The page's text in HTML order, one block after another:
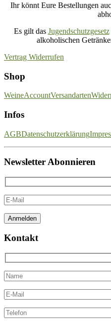
Ihr könnt Eure Bestellungen
Es gilt das Jugendschutzgesetz
alkoholischen
Vertrag Widerrufen
Shop
WeineAccountVersandarten
Infos
AGBDatenschutzerklärung
Newsletter Abonnieren
Kontakt